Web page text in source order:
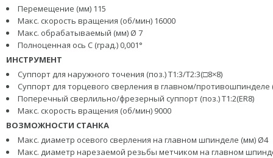
Перемещение (мм) 115
Макс. скорость вращения (об/мин) 16000
Макс. обрабатываемый (мм) Ø 7
Полноценная ось С (град.) 0,001°
ИНСТРУМЕНТ
Суппорт для наружного точения (поз.) T1:3/T2:3(□8×8)
Суппорт для торцевого сверления в главном/противошпинделе
Поперечный сверлильно/фрезерный суппорт (поз.) T1:2(ER8)
Макс. скорость вращения (об/мин) 9000
ВОЗМОЖНОСТИ СТАНКА
Макс. диаметр осевого сверления на главном шпинделе (мм) Ø4
Макс. диаметр нарезаемой резьбы метчиком на главном